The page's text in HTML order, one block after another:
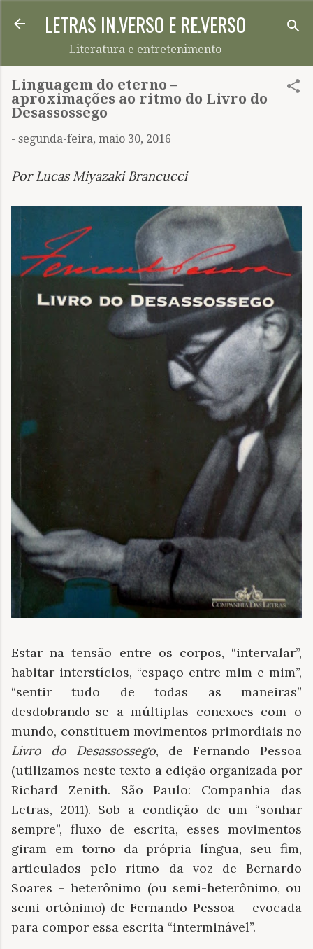
Pular para o conteúdo principal
LETRAS IN.VERSO E RE.VERSO
Literatura e entretenimento
Linguagem do eterno –
aproximações ao ritmo do Livro do
Desassossego
- segunda-feira, maio 30, 2016
Por Lucas Miyazaki Brancucci
Estar na tensão entre os corpos, “intervalar”,
habitar interstícios, “espaço entre mim e mim”,
“sentir tudo de todas as maneiras”
desdobrando-se a múltiplas conexões com o
mundo, constituem movimentos primordiais no
Livro do Desassossego, de Fernando Pessoa
(utilizamos neste texto a edição organizada por
Richard Zenith. São Paulo: Companhia das
Letras, 2011). Sob a condição de um “sonhar
sempre”, fluxo de escrita, esses movimentos
giram em torno da própria língua, seu fim,
articulados pelo ritmo da voz de Bernardo
Soares – heterônimo (ou semi-heterônimo, ou
semi-ortônimo) de Fernando Pessoa – evocada
para compor essa escrita “interminável”.